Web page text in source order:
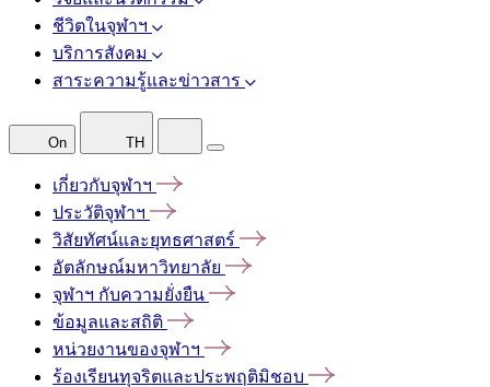
ชีวิตในจุฬาฯ
บริการสังคม
สาระความรู้และข่าวสาร
On TH
เกี่ยวกับจุฬาฯ
ประวัติจุฬาฯ
วิสัยทัศน์และยุทธศาสตร์
อัตลักษณ์มหาวิทยาลัย
จุฬาฯ กับความยั่งยืน
ข้อมูลและสถิติ
หน่วยงานของจุฬาฯ
ร้องเรียนทุจริตและประพฤติมิชอบ